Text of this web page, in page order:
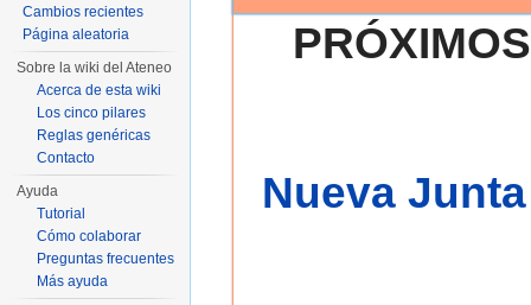
Nueva
Cambios recientes
Página aleatoria
Sobre la wiki del Ateneo
Acerca de esta wiki
Los cinco pilares
Reglas genéricas
Contacto
Ayuda
Tutorial
Cómo colaborar
Preguntas frecuentes
Más ayuda